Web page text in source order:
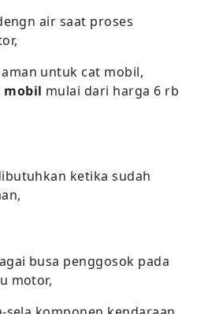
air saat proses
untuk cat mobil,
mobil mulai dari harga 6 rb
ketika sudah
busa penggosok pada
motor,